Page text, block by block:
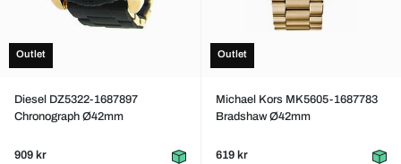
Outlet
Diesel DZ5322-1687897
Chronograph Ø42mm
909 kr
Outlet
Michael Kors MK5605-1687783
Bradshaw Ø42mm
619 kr